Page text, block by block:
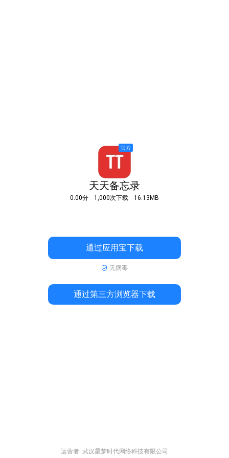
天天备忘录
0.00分 1,000次下载 16.13MB
通过应用宝下载
无病毒
通过第三方浏览器下载
运营者: 武汉星梦时代网络科技有限公司